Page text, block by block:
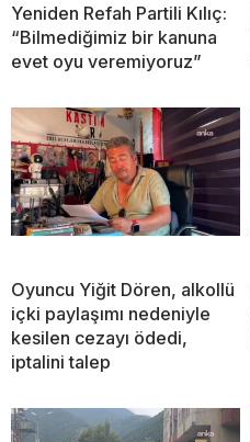
Yeniden Refah Partili Kılıç:
“Bilmediğimiz bir kanuna
evet oyu veremiyoruz”
Oyuncu Yiğit Dören, alkollü
içki paylaşımı nedeniyle
kesilen cezayı ödedi,
iptalini talep